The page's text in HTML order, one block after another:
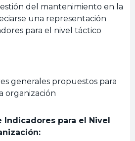
del mantenimiento en la
una representación
para el nivel táctico
generales propuestos para
organización
Indicadores para el Nivel